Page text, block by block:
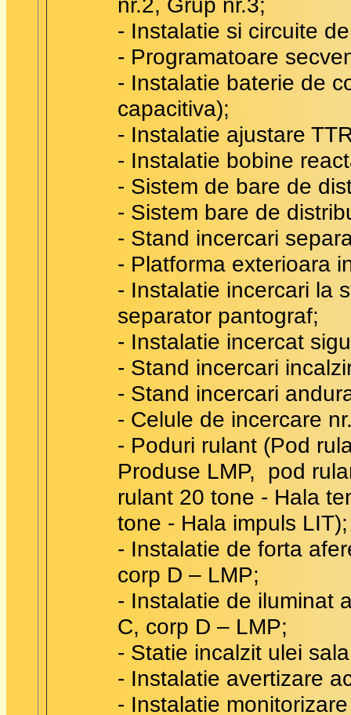
nr.2, Grup nr.3;
- Instalatie si circuite
- Programatoare
- Instalatie baterie de
capacitiva);
- Instalatie ajustare
- Instalatie bobine
- Sistem de bare de
- Sistem bare de
- Stand incercari
- Platforma exterioara
- Instalatie incercari la
separator pantograf;
- Instalatie incercat
- Stand incercari
- Stand incercari
- Celule de incercare
- Poduri rulant (Pod
Produse LMP, pod
rulant 20 tone - Hala
tone - Hala impuls LIT);
- Instalatie de forta
corp D – LMP;
- Instalatie de iluminat
C, corp D – LMP;
- Statie incalzit ulei
- Instalatie avertizare
- Instalatie